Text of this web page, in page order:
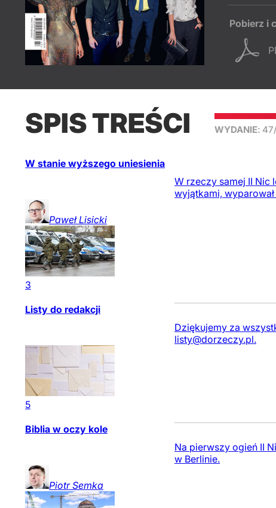
Pobierz i
SPIS TREŚCI WYDANIE:
W stanie wyższego uniesienia
W rzeczy samej II Nic
wyjątkami,
Paweł Lisicki
3
Listy do redakcji
Dziękujemy za
listy@dorzeczy.pl.
5
Biblia w oczy kole
Na pierwszy ogień II
w Berlinie.
Piotr Semka